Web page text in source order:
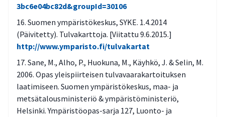
3bc6e04bc82d&groupId=30106
Suomen ympäristökeskus, SYKE. 1.4.2014
(Päivitetty). Tulvakarttoja. [Viitattu 9.6.2015.]
http://www.ymparisto.fi/tulvakartat
Sane, M., Alho, P., Huokuna, M., Käyhkö, J. & Selin, M.
2006. Opas yleispiirteisen tulvavaarakartoituksen
laatimiseen. Suomen ympäristökeskus, maa- ja
metsätalousministeriö & ympäristöministeriö,
Helsinki. Ympäristöopas-sarja 127, Luonto- ja